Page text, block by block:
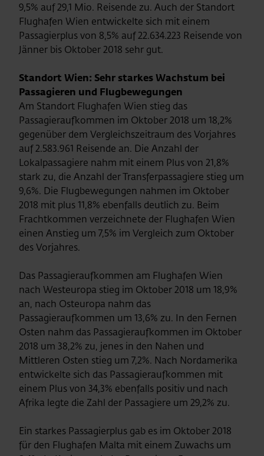
9,5% auf 29,1 Mio. Reisende zu. Auch der Standort
Flughafen Wien entwickelte sich mit einem
Passagierplus von 8,5% auf 22.634.223 Reisende von
Jänner bis Oktober 2018 sehr gut.
Standort Wien: Sehr starkes Wachstum bei
Passagieren und Flugbewegungen
Am Standort Flughafen Wien stieg das
Passagieraufkommen im Oktober 2018 um 18,2%
gegenüber dem Vergleichszeitraum des Vorjahres
auf 2.583.961 Reisende an. Die Anzahl der
Lokalpassagiere nahm mit einem Plus von 21,8%
stark zu, die Anzahl der Transferpassagiere stieg um
9,6%. Die Flugbewegungen nahmen im Oktober
2018 mit plus 11,8% ebenfalls deutlich zu. Beim
Frachtkommen verzeichnete der Flughafen Wien
einen Anstieg um 7,5% im Vergleich zum Oktober
des Vorjahres.
Das Passagieraufkommen am Flughafen Wien
nach Westeuropa stieg im Oktober 2018 um 18,9%
an, nach Osteuropa nahm das
Passagieraufkommen um 13,6% zu. In den Fernen
Osten nahm das Passagieraufkommen im Oktober
2018 um 38,2% zu, jenes in den Nahen und
Mittleren Osten stieg um 7,2%. Nach Nordamerika
entwickelte sich das Passagieraufkommen mit
einem Plus von 34,3% ebenfalls positiv und nach
Afrika legte die Zahl der Passagiere um 29,2% zu.
Ein starkes Passagierplus gab es im Oktober 2018
für den Flughafen Malta mit einem Zuwachs um